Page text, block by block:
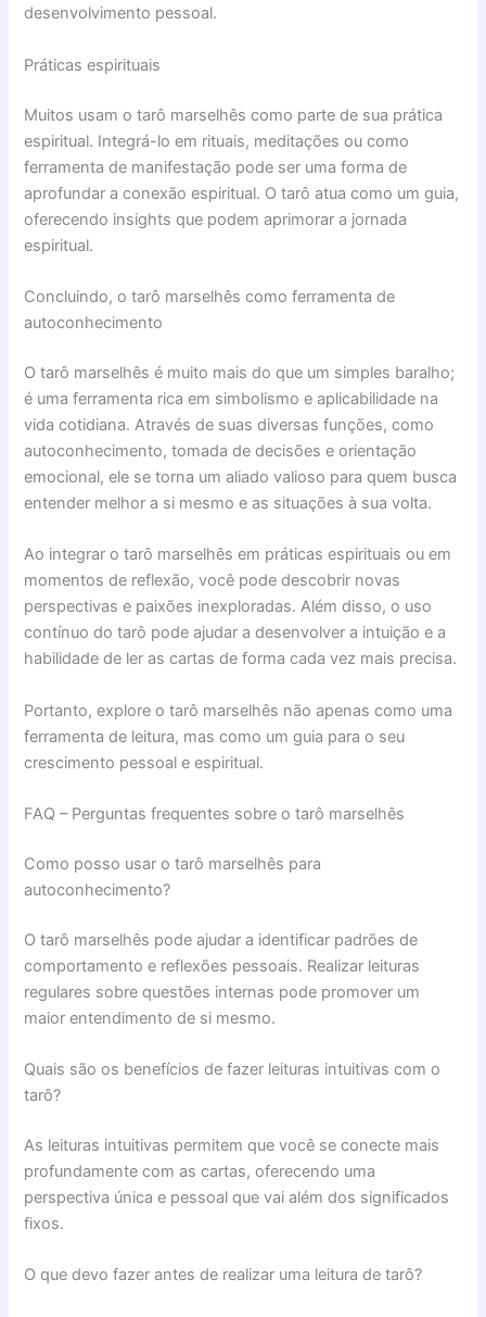
desenvolvimento pessoal.
Práticas espirituais
Muitos usam o tarô marselhês como parte de sua prática
espiritual. Integrá-lo em rituais, meditações ou como
ferramenta de manifestação pode ser uma forma de
aprofundar a conexão espiritual. O tarô atua como um guia,
oferecendo insights que podem aprimorar a jornada
espiritual.
Concluindo, o tarô marselhês como ferramenta de
autoconhecimento
O tarô marselhês é muito mais do que um simples baralho;
é uma ferramenta rica em simbolismo e aplicabilidade na
vida cotidiana. Através de suas diversas funções, como
autoconhecimento, tomada de decisões e orientação
emocional, ele se torna um aliado valioso para quem busca
entender melhor a si mesmo e as situações à sua volta.
Ao integrar o tarô marselhês em práticas espirituais ou em
momentos de reflexão, você pode descobrir novas
perspectivas e paixões inexploradas. Além disso, o uso
contínuo do tarô pode ajudar a desenvolver a intuição e a
habilidade de ler as cartas de forma cada vez mais precisa.
Portanto, explore o tarô marselhês não apenas como uma
ferramenta de leitura, mas como um guia para o seu
crescimento pessoal e espiritual.
FAQ – Perguntas frequentes sobre o tarô marselhês
Como posso usar o tarô marselhês para
autoconhecimento?
O tarô marselhês pode ajudar a identificar padrões de
comportamento e reflexões pessoais. Realizar leituras
regulares sobre questões internas pode promover um
maior entendimento de si mesmo.
Quais são os benefícios de fazer leituras intuitivas com o
tarô?
As leituras intuitivas permitem que você se conecte mais
profundamente com as cartas, oferecendo uma
perspectiva única e pessoal que vai além dos significados
fixos.
O que devo fazer antes de realizar uma leitura de tarô?